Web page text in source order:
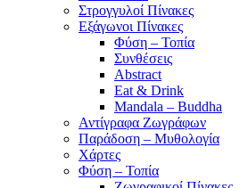
Στρογγυλοί Πίνακες
Εξάγωνοι Πίνακες
Φύση – Τοπία
Συνθέσεις
Abstract
Eat & Drink
Mandala – Buddha
Αντίγραφα Ζωγράφων
Παράδοση – Μυθολογία
Χάρτες
Φύση – Τοπία